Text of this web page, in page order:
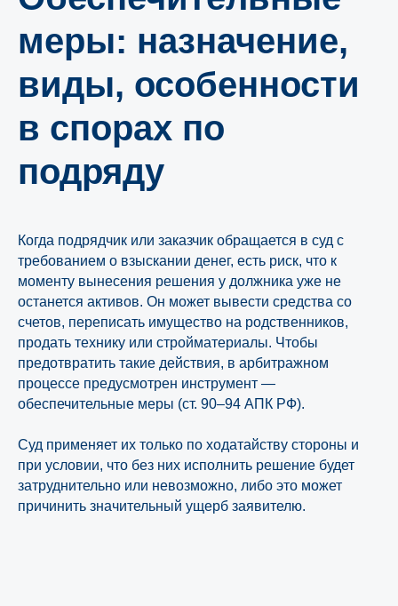
меры: назначение,
виды, особенности
в спорах по
подряду
Когда подрядчик или заказчик обращается в суд с
требованием о взыскании денег, есть риск, что к
моменту вынесения решения у должника уже не
останется активов. Он может вывести средства со
счетов, переписать имущество на родственников,
продать технику или стройматериалы. Чтобы
предотвратить такие действия, в арбитражном
процессе предусмотрен инструмент —
обеспечительные меры (ст. 90–94 АПК РФ).
Суд применяет их только по ходатайству стороны и
при условии, что без них исполнить решение будет
затруднительно или невозможно, либо это может
причинить значительный ущерб заявителю.